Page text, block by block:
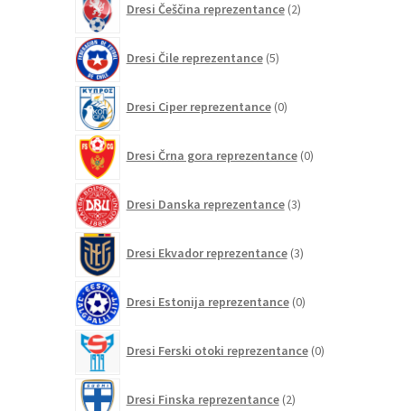
Dresi Češčina reprezentance 2izdelka
Dresi Čile reprezentance 5izdelkov
Dresi Ciper reprezentance 0izdelkov
Dresi Črna gora reprezentance 0izdelkov
Dresi Danska reprezentance 3izdelki
Dresi Ekvador reprezentance 3izdelki
Dresi Estonija reprezentance 0izdelkov
Dresi Ferski otoki reprezentance 0izdelkov
Dresi Finska reprezentance 2izdelka